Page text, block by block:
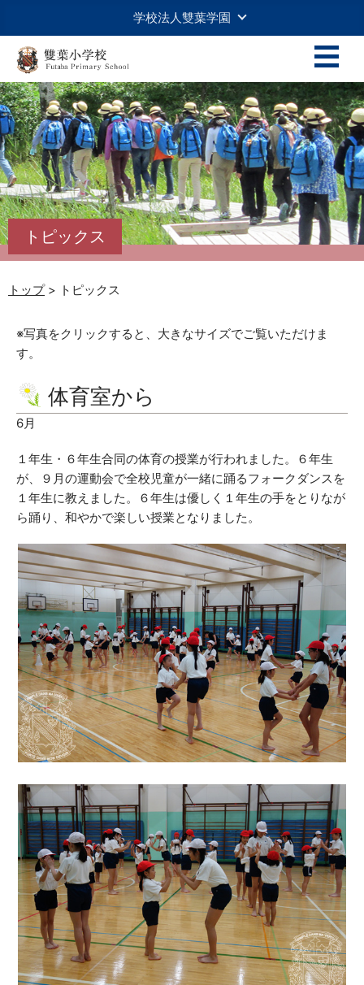
学校法人雙葉学園
トピックス
トップ> トピックス
※写真をクリックすると、大きなサイズでご覧いただけま
す。
体育室から
6月
１年生・６年生合同の体育の授業が行われました。６年生
が、９月の運動会で全校児童が一緒に踊るフォークダンスを
１年生に教えました。６年生は優しく１年生の手をとりなが
ら踊り、和やかで楽しい授業となりました。